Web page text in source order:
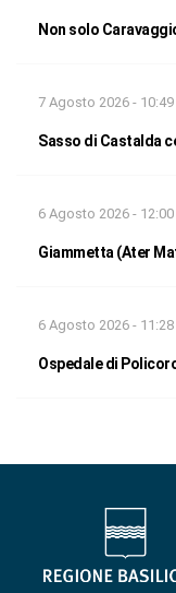
Non solo
7 Agosto 2026 - 10:49
Sasso di Castalda
6 Agosto 2026 - 12:00
Giammetta (Ater
6 Agosto 2026 - 11:28
Ospedale di